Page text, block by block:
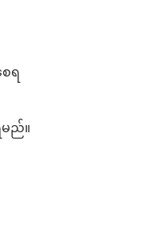
ရ
မည်။